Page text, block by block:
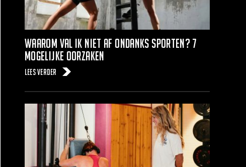
Waarom val ik niet af ondanks sporten? 7
mogelijke oorzaken
Lees verder